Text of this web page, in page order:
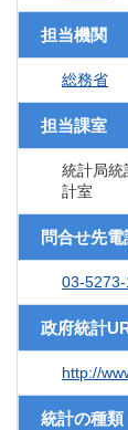
担当機関
総務省
担当課室
統計局統
計室
問合せ先
03-5273-
政府統計
http://
統計の種類